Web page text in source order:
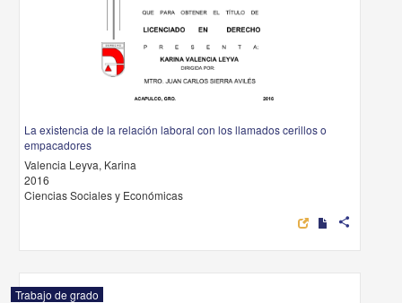
La existencia de la relación laboral con los llamados cerillos o
empacadores
Valencia Leyva, Karina
2016
Ciencias Sociales y Económicas
share
Trabajo de grado